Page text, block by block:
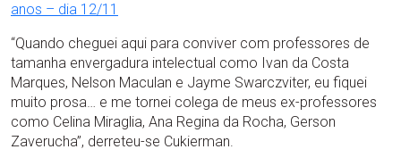
anos – dia 12/11
“Quando cheguei aqui para conviver com professores de
tamanha envergadura intelectual como Ivan da Costa
Marques, Nelson Maculan e Jayme Swarczviter, eu fiquei
muito prosa… e me tornei colega de meus ex-professores
como Celina Miraglia, Ana Regina da Rocha, Gerson
Zaverucha”, derreteu-se Cukierman.